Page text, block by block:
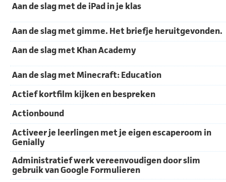
Aan de slag met de iPad in je klas
Aan de slag met gimme. Het briefje heruitgevonden.
Aan de slag met Khan Academy
Aan de slag met Minecraft: Education
Actief kortfilm kijken en bespreken
Actionbound
Activeer je leerlingen met je eigen escaperoom in
Genially
Administratief werk vereenvoudigen door slim
gebruik van Google Formulieren